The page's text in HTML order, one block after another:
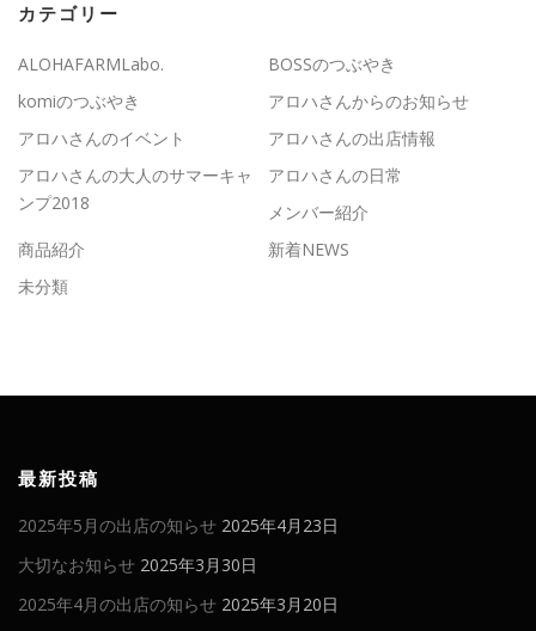
カテゴリー
ALOHAFARMLabo.
BOSSのつぶやき
komiのつぶやき
アロハさんからのお知らせ
アロハさんのイベント
アロハさんの出店情報
アロハさんの大人のサマーキャ
ンプ2018
アロハさんの日常
メンバー紹介
商品紹介
新着NEWS
未分類
最新投稿
2025年5月の出店の知らせ 2025年4月23日
大切なお知らせ 2025年3月30日
2025年4月の出店の知らせ 2025年3月20日